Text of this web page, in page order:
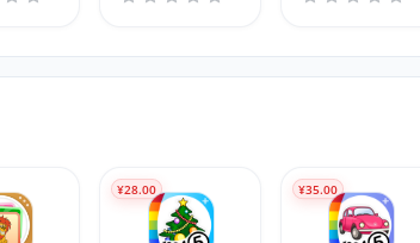
¥28.00 ¥35.00